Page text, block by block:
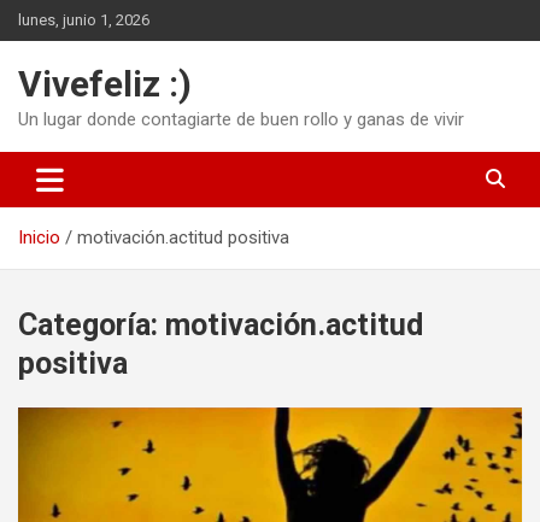
Saltar
al
lunes, junio 1, 2026
Vivefeliz :)
Un lugar donde contagiarte de buen rollo y ganas de vivir
Inicio motivación.actitud positiva
Categoría: motivación.actitud
positiva